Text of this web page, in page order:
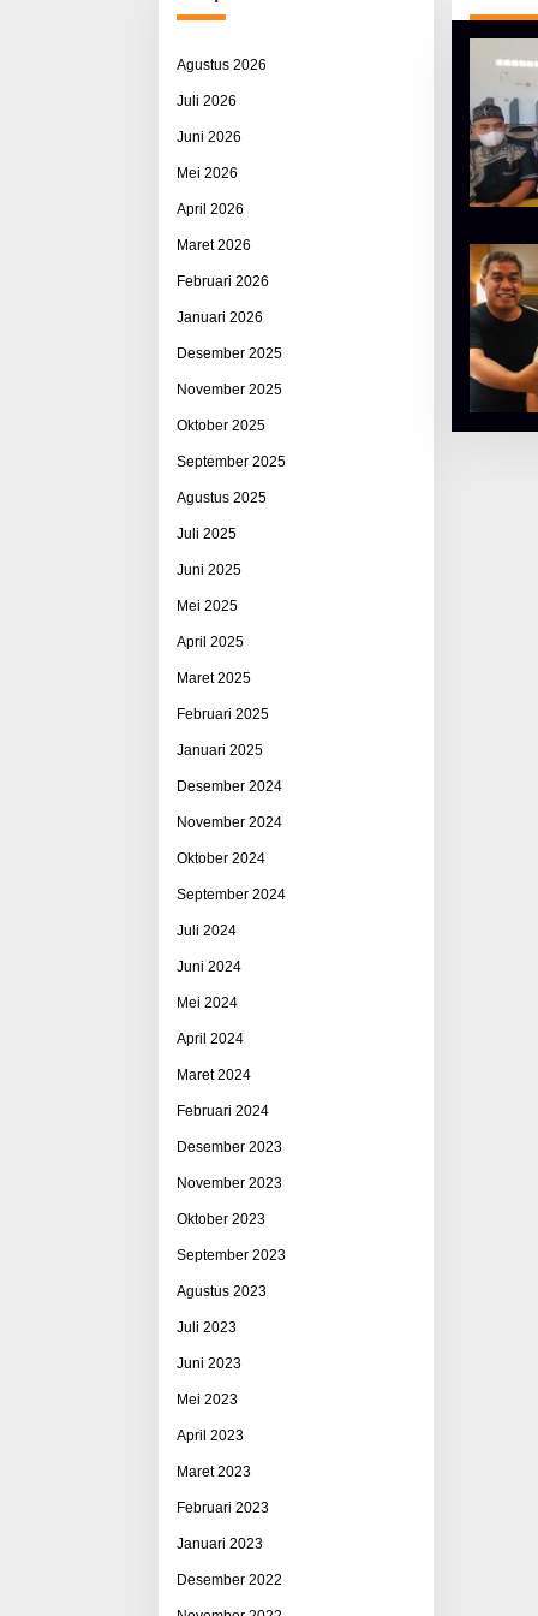
Agustus 2026
Juli 2026
Juni 2026
Mei 2026
April 2026
Maret 2026
Februari 2026
Januari 2026
Desember 2025
November 2025
Oktober 2025
September 2025
Agustus 2025
Juli 2025
Juni 2025
Mei 2025
April 2025
Maret 2025
Februari 2025
Januari 2025
Desember 2024
November 2024
Oktober 2024
September 2024
Juli 2024
Juni 2024
Mei 2024
April 2024
Maret 2024
Februari 2024
Desember 2023
November 2023
Oktober 2023
September 2023
Agustus 2023
Juli 2023
Juni 2023
Mei 2023
April 2023
Maret 2023
Februari 2023
Januari 2023
Desember 2022